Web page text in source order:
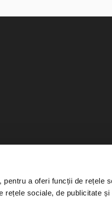
a oferi funcții de rețele
rețele sociale, de publicitate și